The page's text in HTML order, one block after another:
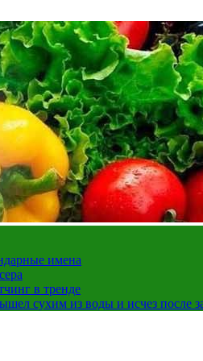
имена
в тренде
сухим из воды и исчез после